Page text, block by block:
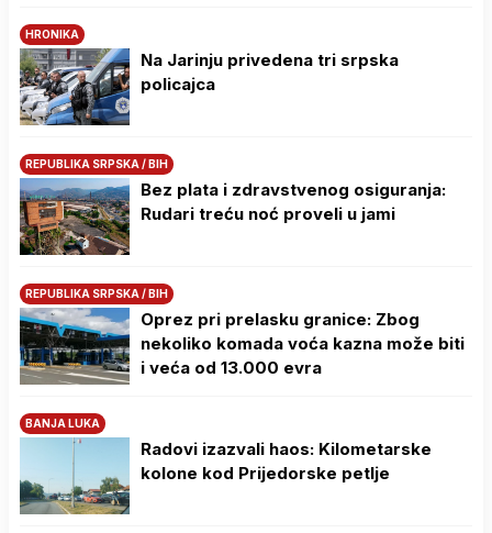
HRONIKA
Na Јarinju privedena tri srpska
policajca
REPUBLIKA SRPSKA / BIH
Bez plata i zdravstvenog osiguranja:
Rudari treću noć proveli u jami
REPUBLIKA SRPSKA / BIH
Oprez pri prelasku granice: Zbog
nekoliko komada voća kazna može biti
i veća od 13.000 evra
BANJA LUKA
Radovi izazvali haos: Kilometarske
kolone kod Prijedorske petlje